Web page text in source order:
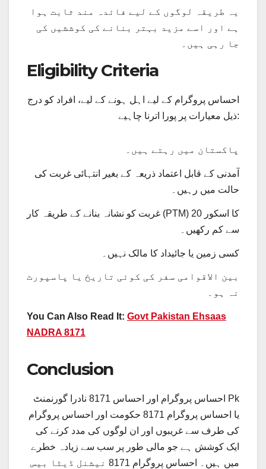
یہ طریقہ لوگوں کے لیے فائدہ مند ثابت ہوا
ہے اور اسے مزید بہتر بنانے کی کوششیں کی
جا رہی ہیں۔
Eligibility Criteria
احساس پروگرام کے لیے اہل ہونے کے لیے، افراد کو درج
ذیل معیارات پر پورا اترنا چاہیے:
پاکستان میں رہتے ہیں۔
آمدنی کے قابل اعتماد ذریعہ کے بغیر انتہائی غربت کی
حالت میں رہیں۔
غربت کو نشانہ بنانے کے طریقہ کار (PTM) کا اسکور 20
سے کم رکھیں۔
کسی زمین یا جائیداد کا مالک نہیں۔
بین الاقوامی سفر کی کوئی تاریخ یا پاسپورٹ
نہ ہو۔
You Can Also Read It: Govt Pakistan Ehsaas
NADRA 8171
Conclusion
احساس پروگرام اور احساس 8171 نادرا گورنمنٹ Pk
یا احساس پروگرام 8171 حکومت اور احساس پروگرام
کی طرف سے غریبوں اور ان لوگوں کی مدد کرنے کی
ایک کوشش ہے جو مالی طور پر سب سے زیادہ خطرے
میں ہیں۔ احساس پروگرام 8171 نیشنل ڈیٹا بیس